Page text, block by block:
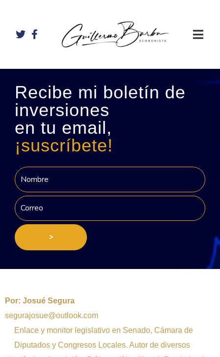
Recibe mi boletín de
inversiones
en tu email,
¡suscríbete!
>
Por: Josué Segura
segurajosue@outlook.com
Enlace y monitor legislativo en Senado, Cámara de
Diputados y Congresos Locales. Autor de diversos